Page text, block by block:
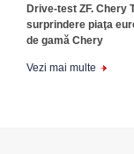
Drive-test ZF. Chery
surprindere piaţa
de gamă Chery
Vezi mai multe